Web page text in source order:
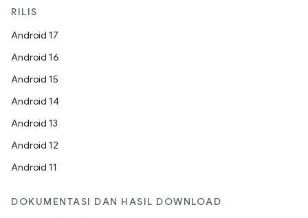
RILIS
Android 17
Android 16
Android 15
Android 14
Android 13
Android 12
Android 11
DOKUMENTASI DAN HASIL DOWNLOAD